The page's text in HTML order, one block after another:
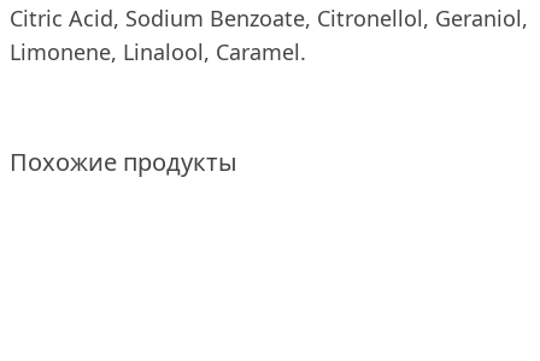
Citric Acid, Sodium Benzoate, Citronellol, Geraniol,
Limonene, Linalool, Caramel.
Похожие продукты